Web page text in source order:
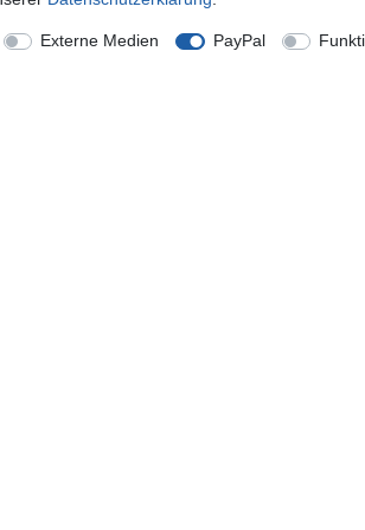
Querformat
Externe Medien PayPal